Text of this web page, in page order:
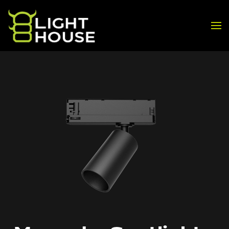
Skip to main content